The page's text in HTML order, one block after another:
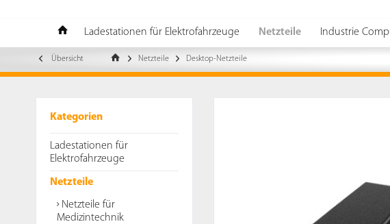
Ladestationen für Elektrofahrzeuge Netzteile Industrie
Übersicht Netzteile Desktop-Netzteile
Kategorien
Ladestationen für
Elektrofahrzeuge
Netzteile
Netzteile für
Medizintechnik